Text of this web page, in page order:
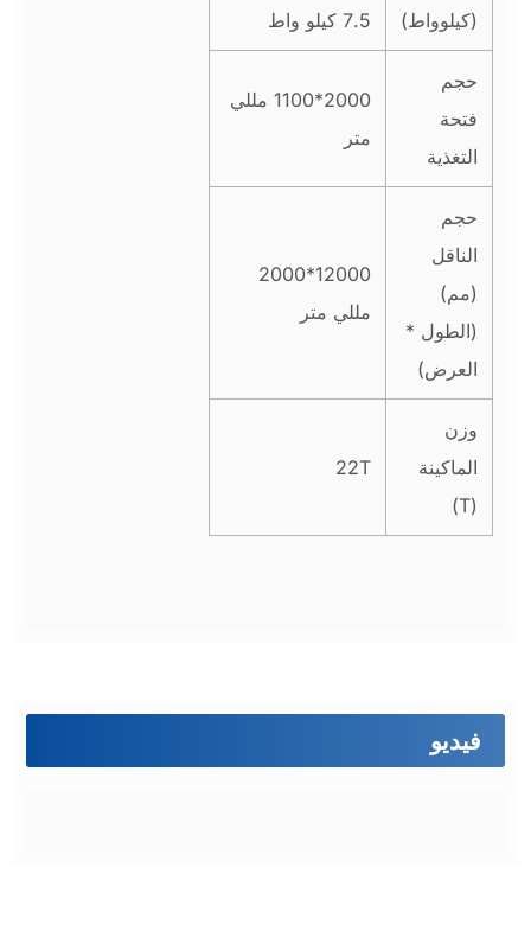
(كيلوواط)
7.5 كيلو واط
حجم
فتحة
التغذية
2000*1100 مللي
متر
حجم
الناقل
(مم)
(الطول *
العرض)
12000*2000
مللي متر
وزن
الماكينة
(T)
22T
فيديو